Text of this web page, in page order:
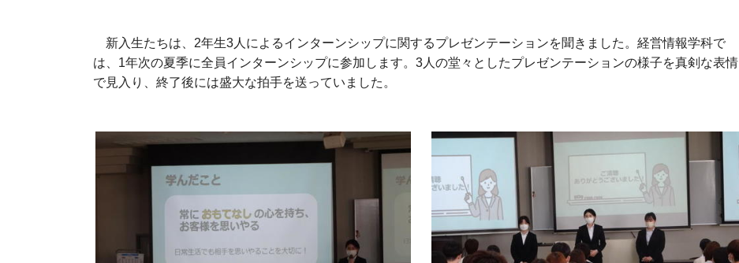
新入生たちは、2年生3人によるインターンシップに関するプレゼンテーションを聞きました。経営情報学科で
は、1年次の夏季に全員インターンシップに参加します。3人の堂々としたプレゼンテーションの様子を真剣な表情
で見入り、終了後には盛大な拍手を送っていました。